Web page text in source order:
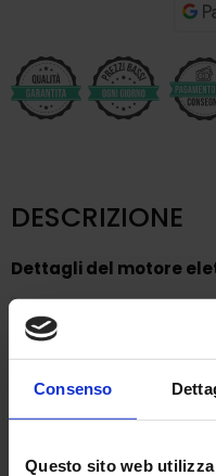
Consenso
Questo sito web
DESCRIZIONE
Dettagli del motore
Brand
Codice OEM